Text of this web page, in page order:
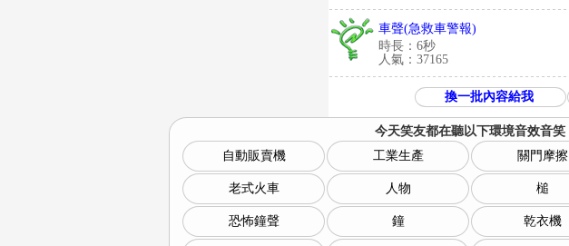
車聲(急救車警報)
時長：6秒
人氣：37165
換一批內容給我
今天笑友都在聽以下環境音效音笑
自動販賣機
工業生產 關門摩擦
老式火車 人物 槌
恐怖鐘聲 鐘 乾衣機